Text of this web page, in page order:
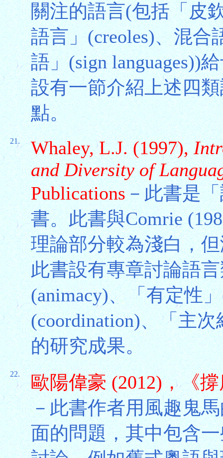
關注的語言(包括「皮
語言」(creoles)、混合
語」(sign languages))
設有一節介紹上述四
點。
21. Whaley, L.J. (1997),
and Diversity of
Publications－此書是
書。此書與Comrie
理論部分較為淺白，
此書設有專章討論語
(animacy)、「有定性
(coordination)、「主
的研究成果。
22.
歐陽偉豪 (2012)，《
－此書作者用風趣鬼
面的問題，其中包含